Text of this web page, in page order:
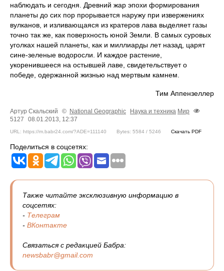
наблюдать и сегодня. Древний жар эпохи формирования
планеты до сих пор прорывается наружу при извержениях
вулканов, и изливающаяся из кратеров лава выделяет газы
точно так же, как поверхность юной Земли. В самых суровых
уголках нашей планеты, как и миллиарды лет назад, царят
сине-зеленые водоросли. И каждое растение,
укоренившееся на остывшей лаве, свидетельствует о
победе, одержанной жизнью над мертвым камнем.
Тим Аппензеллер
Артур Скальский © National Geographic Наука и техника Мир
5127
08.01.2013, 12:37
URL: https://m.babr24.com/?ADE=111140 Bytes: 5584 / 5246 Скачать PDF
Поделиться в соцсетях:
Также читайте эксклюзивную информацию в
соцсетях:
- Телеграм
- ВКонтакте
Связаться с редакцией Бабра:
newsbabr@gmail.com